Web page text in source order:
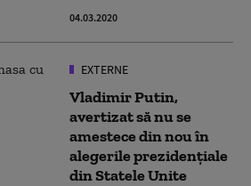
04.03.2020
EXTERNE
Vladimir Putin,
avertizat să nu se
amestece din nou în
alegerile prezidenţiale
din Statele Unite